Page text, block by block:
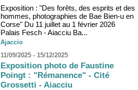
Exposition : "Des forêts, des esprits et des
hommes, photographies de Bae Bien-u en
Corse" Du 11 juillet au 1 février 2026
Palais Fesch - Aiacciu Ba...
Ajaccio
11/09/2025 - 15/12/2025
Exposition photo de Faustine
Poingt : "Rémanence" - Cité
Grossetti - Aiacciu